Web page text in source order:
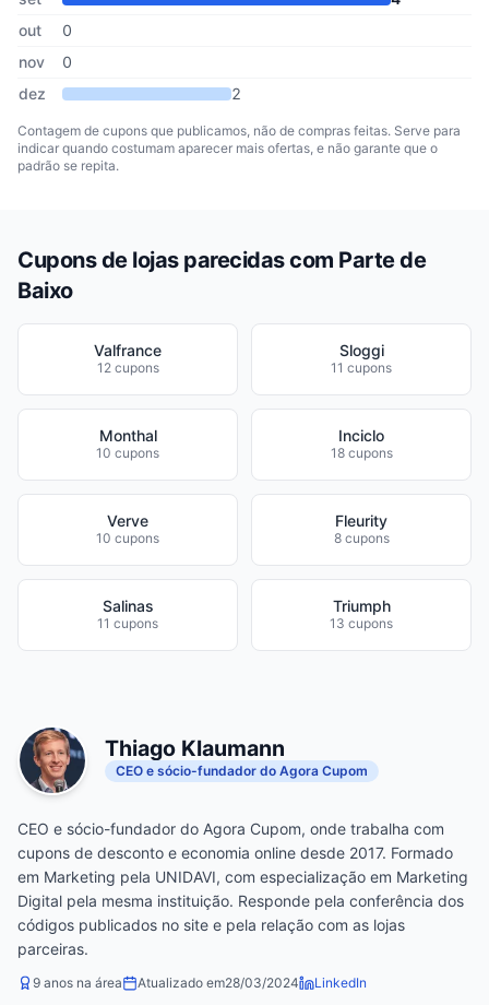
out
0
nov
0
dez
2
Contagem de cupons que publicamos, não de compras feitas. Serve para
indicar quando costumam aparecer mais ofertas, e não garante que o
padrão se repita.
Cupons de lojas parecidas com Parte de
Baixo
Valfrance
12 cupons
Sloggi
11 cupons
Monthal
10 cupons
Inciclo
18 cupons
Verve
10 cupons
Fleurity
8 cupons
Salinas
11 cupons
Triumph
13 cupons
Thiago Klaumann
CEO e sócio-fundador do Agora Cupom
CEO e sócio-fundador do Agora Cupom, onde trabalha com
cupons de desconto e economia online desde 2017. Formado
em Marketing pela UNIDAVI, com especialização em Marketing
Digital pela mesma instituição. Responde pela conferência dos
códigos publicados no site e pela relação com as lojas
parceiras.
9 anos na área Atualizado em28/03/2024 LinkedIn